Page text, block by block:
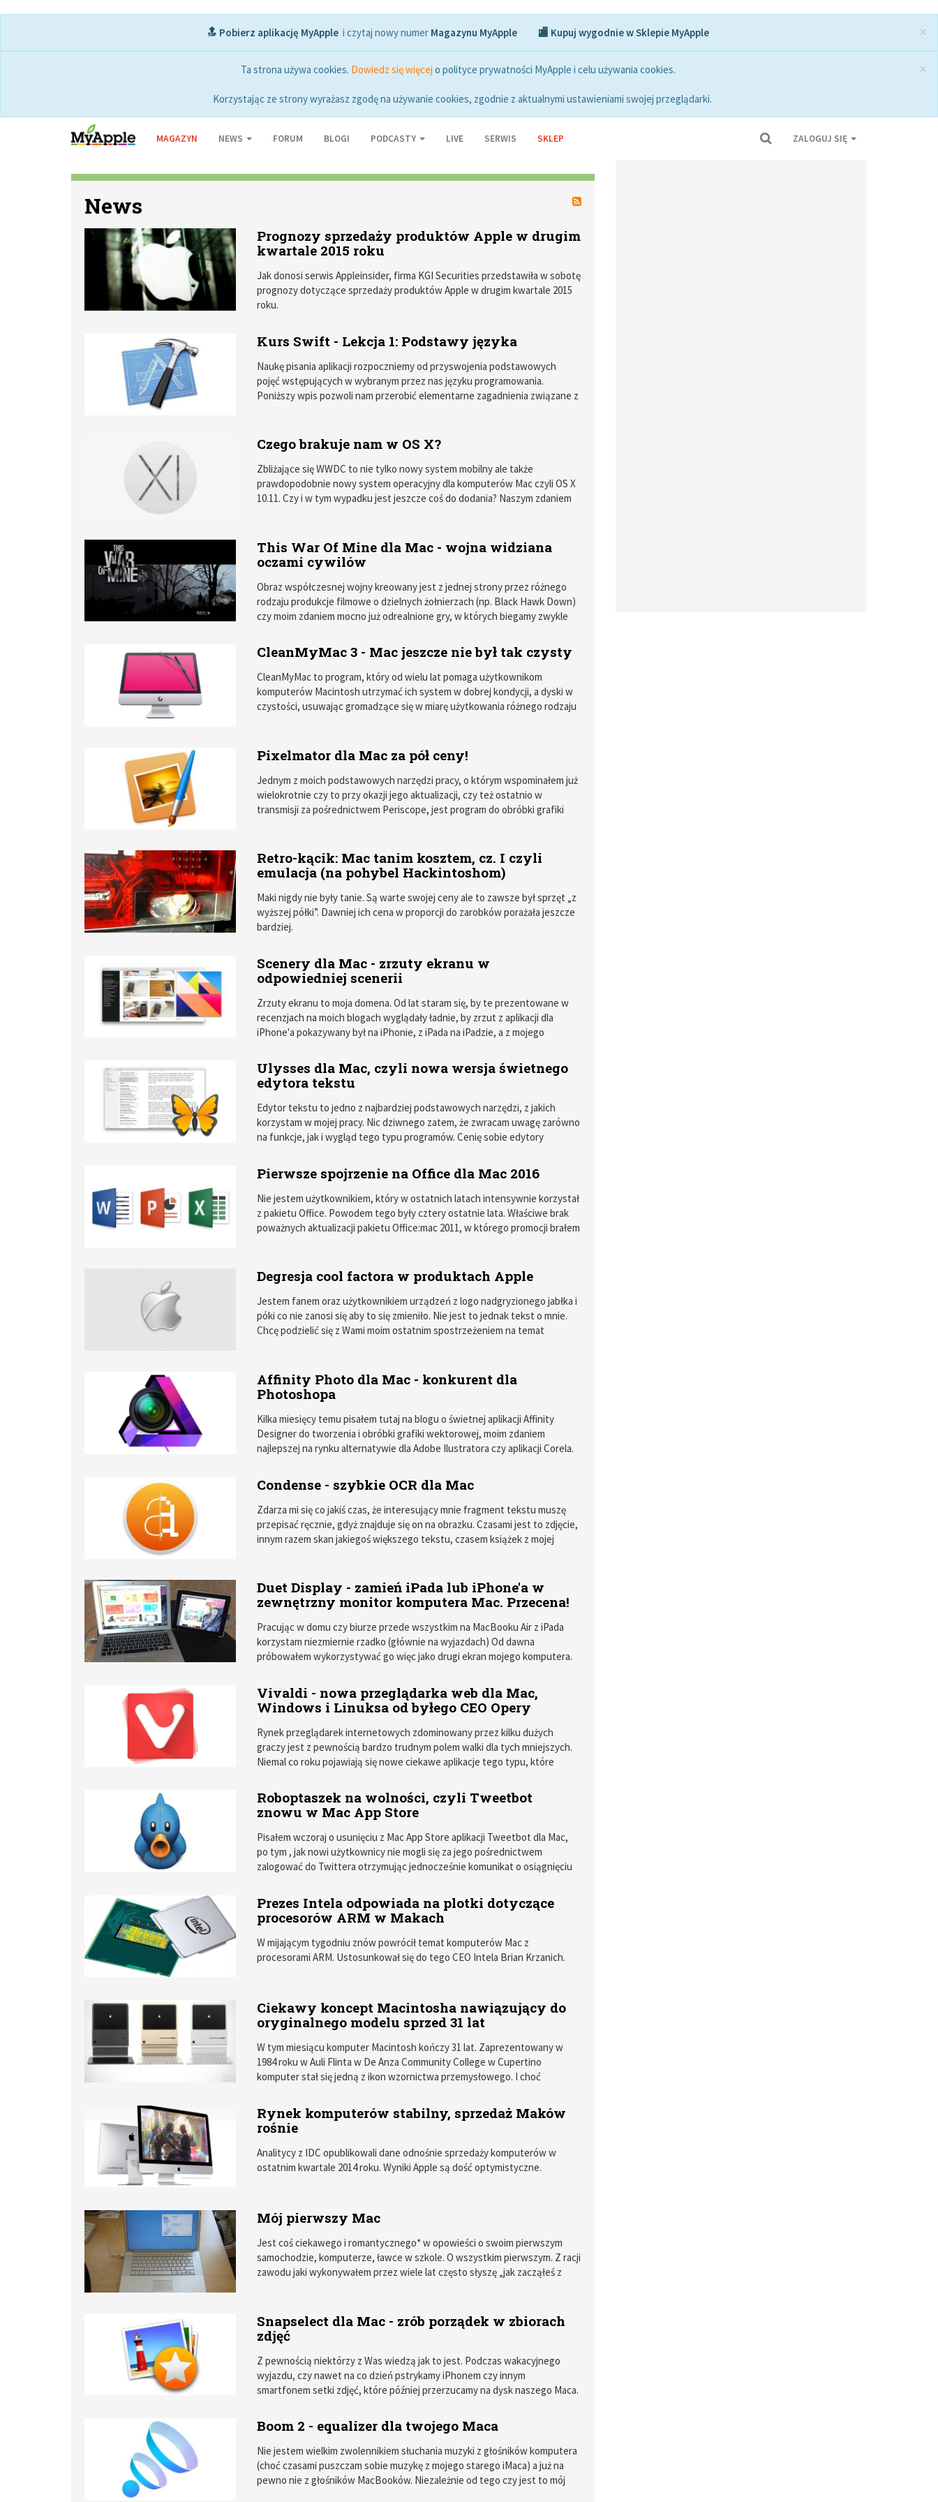
×
🔝 Pobierz aplikację MyApple i czytaj nowy numer Magazynu MyApple 🏬 Kupuj wygodnie w Sklepie MyApple
×
Ta strona używa cookies. Dowiedz się więcej o polityce prywatności MyApple i celu używania cookies.
Korzystając ze strony wyrażasz zgodę na używanie cookies, zgodnie z aktualnymi ustawieniami swojej przeglądarki.
MAGAZYN NEWS FORUM BLOGI PODCASTY LIVE SERWIS SKLEP ZALOGUJ SIĘ
News
Prognozy sprzedaży produktów Apple w drugim
kwartale 2015 roku
Jak donosi serwis Appleinsider, firma KGI Securities przedstawiła w sobotę
prognozy dotyczące sprzedaży produktów Apple w drugim kwartale 2015
roku.
Kurs Swift - Lekcja 1: Podstawy języka
Naukę pisania aplikacji rozpoczniemy od przyswojenia podstawowych
pojęć wstępujących w wybranym przez nas języku programowania.
Poniższy wpis pozwoli nam przerobić elementarne zagadnienia związane z
Czego brakuje nam w OS X?
Zbliżające się WWDC to nie tylko nowy system mobilny ale także
prawdopodobnie nowy system operacyjny dla komputerów Mac czyli OS X
10.11. Czy i w tym wypadku jest jeszcze coś do dodania? Naszym zdaniem
This War Of Mine dla Mac - wojna widziana
oczami cywilów
Obraz współczesnej wojny kreowany jest z jednej strony przez różnego
rodzaju produkcje filmowe o dzielnych żołnierzach (np. Black Hawk Down)
czy moim zdaniem mocno już odrealnione gry, w których biegamy zwykle
wszystkiego co się rusza. No właśnie, okazuje się, że to co się rusza gdzieś
w ruinach to ludzie, których życie zniszczył wyglądający często
widowiskowo konflikt zbrojny.
CleanMyMac 3 - Mac jeszcze nie był tak czysty
CleanMyMac to program, który od wielu lat pomaga użytkownikom
komputerów Macintosh utrzymać ich system w dobrej kondycji, a dyski w
czystości, usuwając gromadzące się w miarę użytkowania różnego rodzaju
Pixelmator dla Mac za pół ceny!
Jednym z moich podstawowych narzędzi pracy, o którym wspominałem już
wielokrotnie czy to przy okazji jego aktualizacji, czy też ostatnio w
transmisji za pośrednictwem Periscope, jest program do obróbki grafiki
Retro-kącik: Mac tanim kosztem, cz. I czyli
emulacja (na pohybel Hackintoshom)
Maki nigdy nie były tanie. Są warte swojej ceny ale to zawsze był sprzęt „z
wyższej półki”. Dawniej ich cena w proporcji do zarobków porażała jeszcze
bardziej.
Scenery dla Mac - zrzuty ekranu w
odpowiedniej scenerii
Zrzuty ekranu to moja domena. Od lat staram się, by te prezentowane w
recenzjach na moich blogach wyglądały ładnie, by zrzut z aplikacji dla
iPhone'a pokazywany był na iPhonie, z iPada na iPadzie, a z mojego
przypadku mowa oczywiście o zrzutach całego ekranu.
Ulysses dla Mac, czyli nowa wersja świetnego
edytora tekstu
Edytor tekstu to jedno z najbardziej podstawowych narzędzi, z jakich
korzystam w mojej pracy. Nic dziwnego zatem, że zwracam uwagę zarówno
na funkcje, jak i wygląd tego typu programów. Cenię sobie edytory
pomocą znaczników Markdown, działały szybko, miały wersję dla Mac i
iPada, a ich wygląd - włącznie z krojem liter itp. - nie męczył mojego
wzroku.
Pierwsze spojrzenie na Office dla Mac 2016
Nie jestem użytkownikiem, który w ostatnich latach intensywnie korzystał
z pakietu Office. Powodem tego były cztery ostatnie lata. Właściwe brak
poważnych aktualizacji pakietu Office:mac 2011, w którego promocji brałem
jakie z aplikacjami z tego pakietu mieli jego użytkownicy.
Degresja cool factora w produktach Apple
Jestem fanem oraz użytkownikiem urządzeń z logo nadgryzionego jabłka i
póki co nie zanosi się aby to się zmieniło. Nie jest to jednak tekst o mnie.
Chcę podzielić się z Wami moim ostatnim spostrzeżeniem na temat
Affinity Photo dla Mac - konkurent dla
Photoshopa
Kilka miesięcy temu pisałem tutaj na blogu o świetnej aplikacji Affinity
Designer do tworzenia i obróbki grafiki wektorowej, moim zdaniem
najlepszej na rynku alternatywie dla Adobe Ilustratora czy aplikacji Corela.
tym Affinity Photo. Właśnie rozpoczęły się publiczne testy beta tej aplikacji.
Condense - szybkie OCR dla Mac
Zdarza mi się co jakiś czas, że interesujący mnie fragment tekstu muszę
przepisać ręcznie, gdyż znajduje się on na obrazku. Czasami jest to zdjęcie,
innym razem skan jakiegoś większego tekstu, czasem książek z mojej
Rozwiązaniem problemu szybkiego rozpoznawania tekstu ze zdjęć jest
program dla Mac o nazwie Condense.
Duet Display - zamień iPada lub iPhone'a w
zewnętrzny monitor komputera Mac. Przecena!
Pracując w domu czy biurze przede wszystkim na MacBooku Air z iPada
korzystam niezmiernie rzadko (głównie na wyjazdach) Od dawna
próbowałem wykorzystywać go więc jako drugi ekran mojego komputera.
Vivaldi - nowa przeglądarka web dla Mac,
Windows i Linuksa od byłego CEO Opery
Rynek przeglądarek internetowych zdominowany przez kilku dużych
graczy jest z pewnością bardzo trudnym polem walki dla tych mniejszych.
Niemal co roku pojawiają się nowe ciekawe aplikacje tego typu, które
świadomości większej grupy użytkowników. Na tym rynku pojawił się
właśnie nowy gracz - przeglądarka Vivaldi stworzona przez zespół, którym
dowodzi były prezes Opery, Jon von Tetzchner.
Roboptaszek na wolności, czyli Tweetbot
znowu w Mac App Store
Pisałem wczoraj o usunięciu z Mac App Store aplikacji Tweetbot dla Mac,
po tym , jak nowi użytkownicy nie mogli się za jego pośrednictwem
zalogować do Twittera otrzymując jednocześnie komunikat o osiągnięciu
Prezes Intela odpowiada na plotki dotyczące
procesorów ARM w Makach
W mijającym tygodniu znów powrócił temat komputerów Mac z
procesorami ARM. Ustosunkował się do tego CEO Intela Brian Krzanich.
Ciekawy koncept Macintosha nawiązujący do
oryginalnego modelu sprzed 31 lat
W tym miesiącu komputer Macintosh kończy 31 lat. Zaprezentowany w
1984 roku w Auli Flinta w De Anza Community College w Cupertino
komputer stał się jedną z ikon wzornictwa przemysłowego. I choć
wybijają się na tle konkurencji, to jednak klasyczny Macintosh nie ma sobie
równych.
Rynek komputerów stabilny, sprzedaż Maków
rośnie
Analitycy z IDC opublikowali dane odnośnie sprzedaży komputerów w
ostatnim kwartale 2014 roku. Wyniki Apple są dość optymistyczne.
Mój pierwszy Mac
Jest coś ciekawego i romantycznego* w opowieści o swoim pierwszym
samochodzie, komputerze, ławce w szkole. O wszystkim pierwszym. Z racji
zawodu jaki wykonywałem przez wiele lat często słyszę „jak zacząłeś z
Snapselect dla Mac - zrób porządek w zbiorach
zdjęć
Z pewnością niektórzy z Was wiedzą jak to jest. Podczas wakacyjnego
wyjazdu, czy nawet na co dzień pstrykamy iPhonem czy innym
smartfonem setki zdjęć, które później przerzucamy na dysk naszego Maca.
(ja na przykład nie mogę się powstrzymać i wykonuję od kilku do kilkunastu
zdjęć jednego obiektu w tym samym ujęciu). Z doświadczenia wiem, że
wielu z nich nigdy nie przeglądam, bo nie chce mi się przedzierać przez
duplikaty.
Boom 2 - equalizer dla twojego Maca
Nie jestem wielkim zwolennikiem słuchania muzyki z głośników komputera
(choć czasami puszczam sobie muzykę z mojego starego iMaca) a już na
pewno nie z głośników MacBooków. Niezależnie od tego czy jest to mój